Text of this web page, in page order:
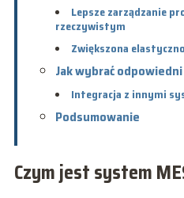
Lepsze zarządzanie
rzeczywistym
Zwiększona
Jak wybrać
Integracja z innymi
Podsumowanie
Czym jest system